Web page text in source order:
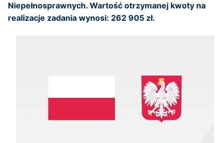
Niepełnosprawnych. Wartość otrzymanej kwoty na
realizacje zadania wynosi: 262 905 zł.